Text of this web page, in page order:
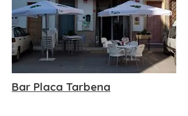
Bar Placa Tarbena